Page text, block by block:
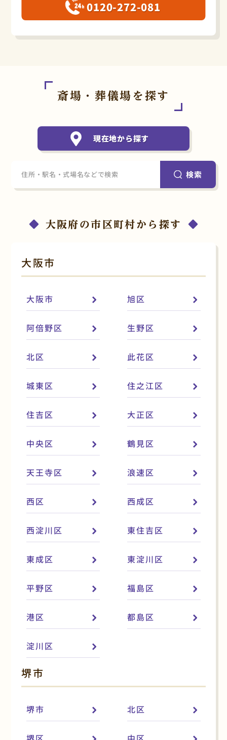
0120-272-081
斎場・葬儀場を探す
現在地から探す
検索
大阪府の市区町村から探す
大阪市
大阪市 旭区
阿倍野区 生野区
北区 此花区
城東区 住之江区
住吉区 大正区
中央区 鶴見区
天王寺区 浪速区
西区 西成区
西淀川区 東住吉区
東成区 東淀川区
平野区 福島区
港区 都島区
淀川区
堺市
堺市 北区